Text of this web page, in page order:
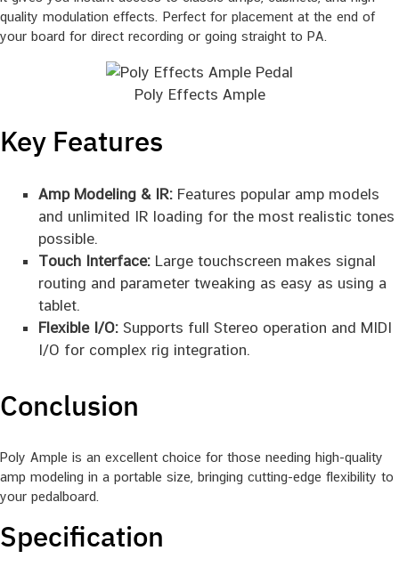
quality modulation effects. Perfect for placement at the end of
your board for direct recording or going straight to PA.
Poly Effects Ample
Key Features
Amp Modeling & IR:Features popular amp models
and unlimited IR loading for the most realistic tones
possible.
Touch Interface:Large touchscreen makes signal
routing and parameter tweaking as easy as using a
tablet.
Flexible I/O:Supports full Stereo operation and MIDI
I/O for complex rig integration.
Conclusion
Poly Ample is an excellent choice for those needing high-quality
amp modeling in a portable size, bringing cutting-edge flexibility to
your pedalboard.
Specification